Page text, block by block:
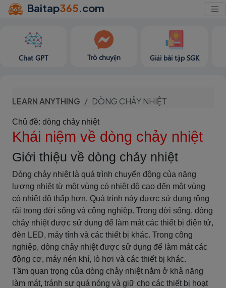
Baitap365.com
Chat GPT Trò chuyện Giải bài tập SGK
LEARN ANYTHING DÒNG CHẢY NHIỆT
Chủ đề: dòng chảy nhiệt
Khái niệm về dòng chảy nhiệt
Giới thiệu về dòng chảy nhiệt
Dòng chảy nhiệt là quá trình chuyển động của năng
lượng nhiệt từ một vùng có nhiệt độ cao đến một vùng
có nhiệt độ thấp hơn. Quá trình này được sử dụng rộng
rãi trong đời sống và công nghiệp. Trong đời sống, dòng
chảy nhiệt được sử dụng để làm mát các thiết bị điện tử,
đèn LED, máy tính và các thiết bị khác. Trong công
nghiệp, dòng chảy nhiệt được sử dụng để làm mát các
động cơ, máy nén khí, lò hơi và các thiết bị khác.
Tầm quan trọng của dòng chảy nhiệt nằm ở khả năng
làm mát, tránh sự quá nóng và giữ cho các thiết bị hoạt